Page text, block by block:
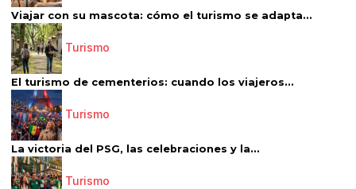
Viajar con su mascota: cómo el turismo se adapta...
Turismo
El turismo de cementerios: cuando los viajeros...
Turismo
La victoria del PSG, las celebraciones y la...
Turismo